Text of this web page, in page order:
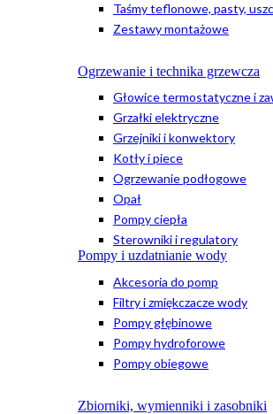
Taśmy teflonowe, pasty,
Zestawy montażowe
Ogrzewanie i technika grzewcza
Głowice termostatyczne i
Grzałki elektryczne
Grzejniki i konwektory
Kotły i piece
Ogrzewanie podłogowe
Opał
Pompy ciepła
Sterowniki i regulatory
Pompy i uzdatnianie wody
Akcesoria do pomp
Filtry i zmiękczacze wody
Pompy głębinowe
Pompy hydroforowe
Pompy obiegowe
Zbiorniki, wymienniki i zasobniki